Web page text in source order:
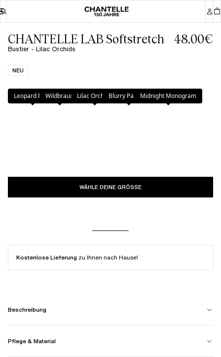
CHANTELLE LAB Softstretch
Bustier - Lilac Orchids
48.00€
NEU
Farbe:Lilac Orchids
Leopard PrintWildbraun Lilac OrchidsBlurry PantherMidnight Monogram
WÄHLE DEINE GRÖSSE
Kostenlose Lieferung zu Ihnen nach Hause!
Beschreibung
Pflege & Material